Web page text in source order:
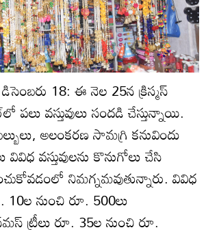
18: ఈ నెల 25న క్రిస్మస్‌
వస్తువులు సందడి చేస్తున్నాయి.
అలంకరణ సామగ్రి కనువిందు
వివిధ వస్తువులను కొనుగోలు చేసి
నిమగ్నమవుతున్నారు. వివిధ
10ల నుంచి రూ. 500లు
ట్రీలు రూ. 35ల నుంచి రూ.